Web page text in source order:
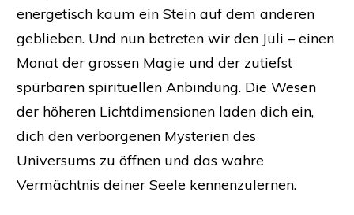
energetisch kaum ein Stein auf dem anderen
geblieben. Und nun betreten wir den Juli – einen
Monat der grossen Magie und der zutiefst
spürbaren spirituellen Anbindung. Die Wesen
der höheren Lichtdimensionen laden dich ein,
dich den verborgenen Mysterien des
Universums zu öffnen und das wahre
Vermächtnis deiner Seele kennenzulernen.